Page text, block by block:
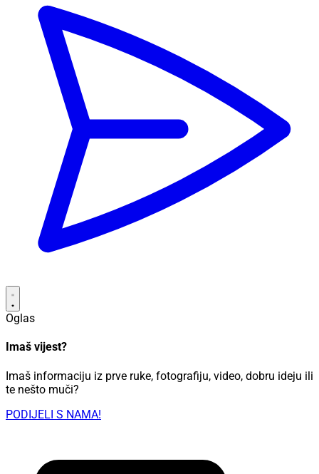
Oglas
Imaš vijest?
Imaš informaciju iz prve ruke, fotografiju, video, dobru ideju ili
te nešto muči?
PODIJELI S NAMA!